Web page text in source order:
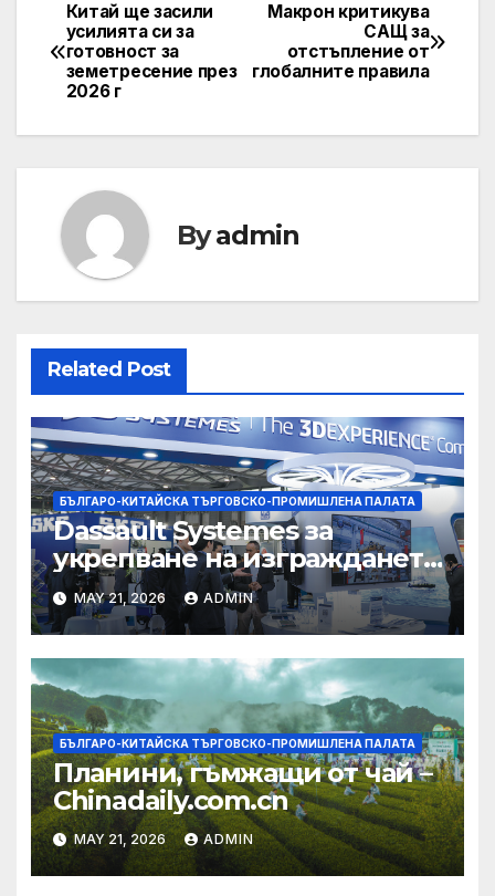
Post
navigation
Макрон критикува
САЩ за
отстъпление от
глобалните правила
Китай ще засили
усилията си за
готовност за
земетресение през
2026 г
Byadmin
Related Post
БЪЛГАРО-КИТАЙСКА ТЪРГОВСКО-ПРОМИШЛЕНА ПАЛАТА
Dassault Systemes за
укрепване на изграждането
на AI екосистема в Китай
MAY 21, 2026 ADMIN
БЪЛГАРО-КИТАЙСКА ТЪРГОВСКО-ПРОМИШЛЕНА ПАЛАТА
Планини, гъмжащи от чай –
Chinadaily.com.cn
MAY 21, 2026 ADMIN